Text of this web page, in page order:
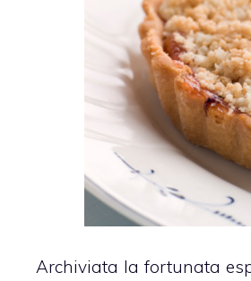
Archiviata la fortunata